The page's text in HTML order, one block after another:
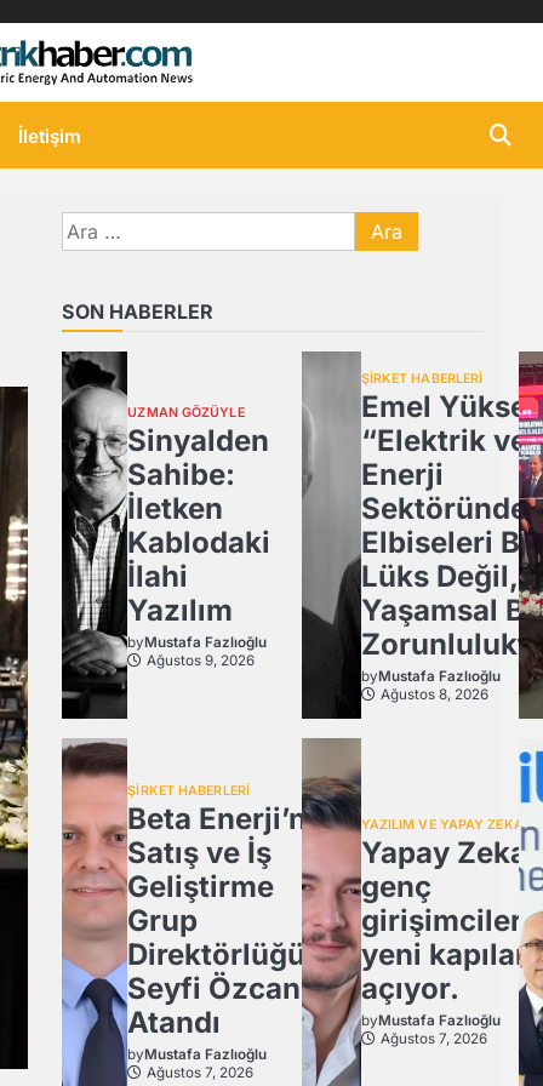
İletişim
Arama:
SON HABERLER
UZMAN GÖZÜYLE
Sinyalden
Sahibe:
İletken
Kablodaki
İlahi
Yazılım
byMustafa Fazlıoğlu
Ağustos 9, 2026
ŞİRKET HABERLERİ
Emel
“Elektrik ve
Enerji
Sektöründe
Elbiseleri Bir
Lüks Değil,
Yaşamsal
byMustafa Fazlıoğlu
Ağustos 8, 2026
ŞİRKET HABERLERİ
Beta Enerji’nin
Satış ve İş
Geliştirme
Grup
Direktörlüğü’ne
Seyfi Özcan
Atandı
byMustafa Fazlıoğlu
Ağustos 7, 2026
YAZILIM VE YAPAY ZEKA
Yapay Zeka,
genç
girişimcilere
yeni kapılar
açıyor.
byMustafa Fazlıoğlu
Ağustos 7, 2026